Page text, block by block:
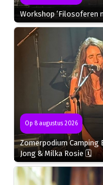
Workshop ‘Filosoferen
Op 8 augustus 2026
Zomerpodium Camping
Jong & Milka Rosie 🗓